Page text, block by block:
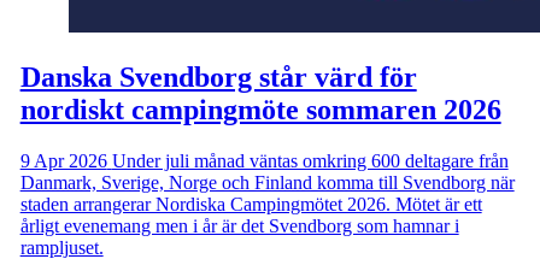
Danska Svendborg står värd för
nordiskt campingmöte sommaren 2026
9 Apr 2026 Under juli månad väntas omkring 600 deltagare från
Danmark, Sverige, Norge och Finland komma till Svendborg när
staden arrangerar Nordiska Campingmötet 2026. Mötet är ett
årligt evenemang men i år är det Svendborg som hamnar i
rampljuset.